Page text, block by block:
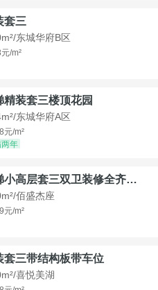
套三
东城华府B区
/m²
装套三楼顶花园
东城华府A区
元/m²
年
佰盛杰座电梯小高层套三双卫装修全齐诚意出售
佰盛杰座
元/m²
套三带结构板带车位
喜悦美湖